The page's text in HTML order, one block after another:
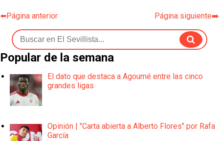
⬅️Página anterior Página siguiente➡️
Popular de la semana
El dato que destaca a Agoumé entre las cinco
grandes ligas
Opinión | "Carta abierta a Alberto Flores" por Rafa
García